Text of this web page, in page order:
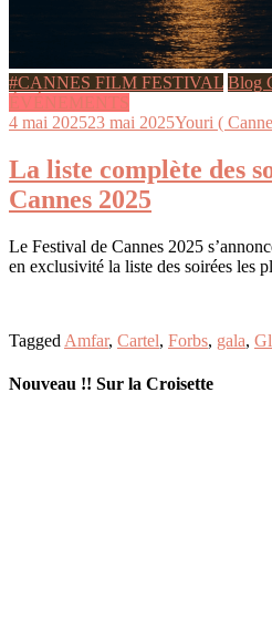
#CANNES FILM FESTIVAL Blog
ÉVÉNEMENTS
4 mai 202523 mai 2025Youri (
La liste complète des
Cannes 2025
Le Festival de Cannes 2025
en exclusivité la liste des soirées les
Tagged Amfar, Cartel, Forbs, gala,
Nouveau !! Sur la Croisette